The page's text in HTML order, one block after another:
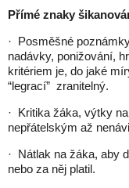
Přímé znaky
· Posměšné
nadávky, ponižování,
kritériem je, do jaké
“legrací” zranitelný.
· Kritika žáka, výtky
nepřátelským až
· Nátlak na žáka, aby
nebo za něj platil.